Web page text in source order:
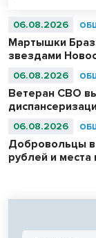
06.08.2026
Мартышки
звездами
06.08.2026
Ветеран СВО
06.08.2026
Добровольцы в
рублей и места